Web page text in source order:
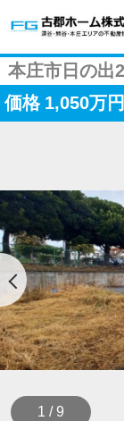
本庄市日の出
価格 1,050万円
1 / 9